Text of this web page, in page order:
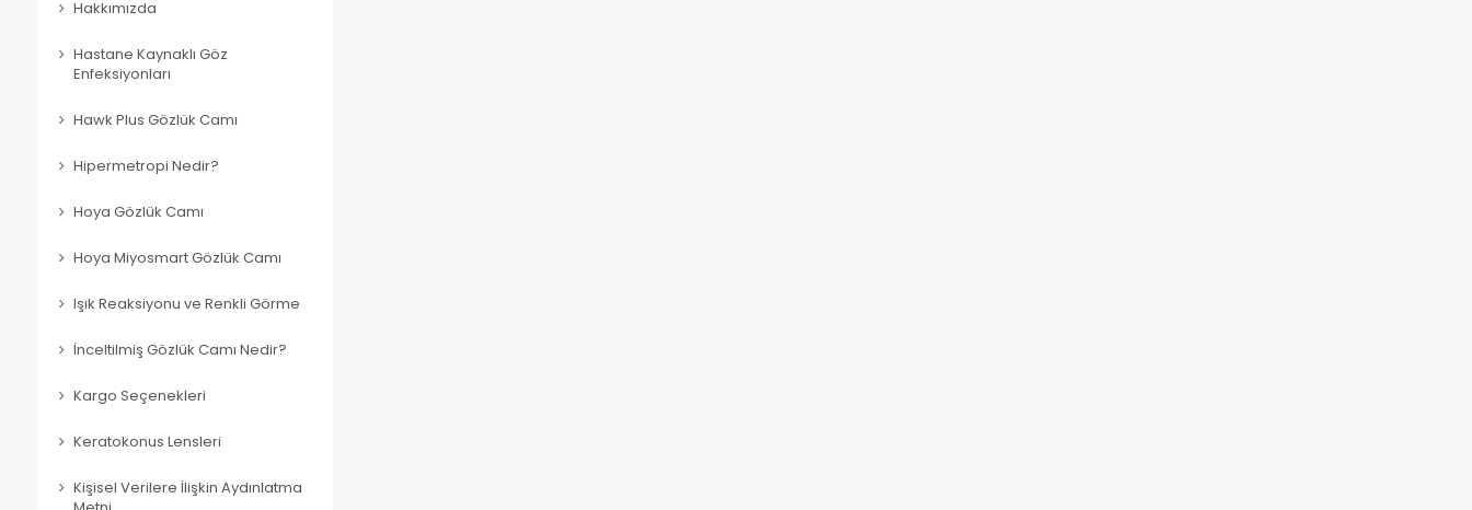
Hakkımızda
Hastane Kaynaklı Göz
Enfeksiyonları
Hawk Plus Gözlük Camı
Hipermetropi Nedir?
Hoya Gözlük Camı
Hoya Miyosmart Gözlük Camı
Işık Reaksiyonu ve Renkli Görme
İnceltilmiş Gözlük Camı Nedir?
Kargo Seçenekleri
Keratokonus Lensleri
Kişisel Verilere İlişkin Aydınlatma